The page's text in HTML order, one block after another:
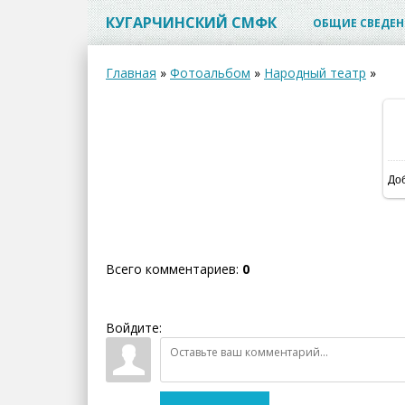
КУГАРЧИНСКИЙ СМФК ОБЩИЕ
Главная » Фотоальбом » Народный театр »
Всего комментариев: 0
Войдите: